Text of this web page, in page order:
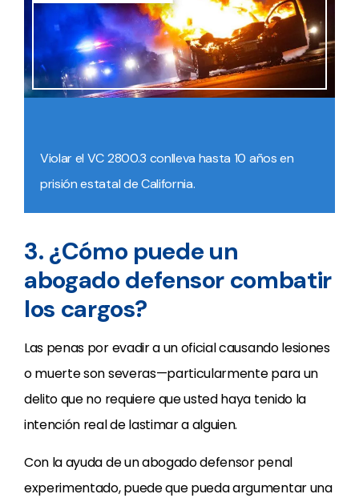
Violar el VC 2800.3 conlleva hasta 10 años en
prisión estatal de California.
3. ¿Cómo puede un
abogado defensor combatir
los cargos?
Las penas por evadir a un oficial causando lesiones
o muerte son severas—particularmente para un
delito que no requiere que usted haya tenido la
intención real de lastimar a alguien.
Con la ayuda de un abogado defensor penal
experimentado, puede que pueda argumentar una